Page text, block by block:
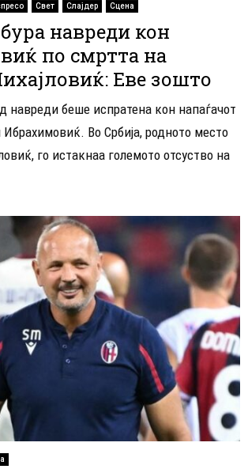
Свет Слајдер Сцена
навреди кон
по смртта на
Еве зошто
навреди беше испратена кон напаѓачот
Во Србија, родното место
го истакнаа големото отсуство на